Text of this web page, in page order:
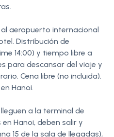
aeropuerto internacional
Distribución de
14:00) y tiempo libre a
para descansar del viaje y
Cena libre (no incluida).
Hanoi.
a la terminal de
Hanoi, deben salir y
15 de la sala de llegadas),